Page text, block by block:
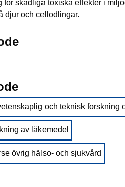
för skadliga toxiska effekter i
djur och cellodlingar.
och teknisk forskning
av läkemedel
övrig hälso- och sjukvård